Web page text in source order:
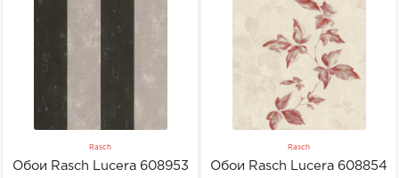
Rasch
Обои Rasch Lucera 608953
Rasch
Обои Rasch Lucera 608854